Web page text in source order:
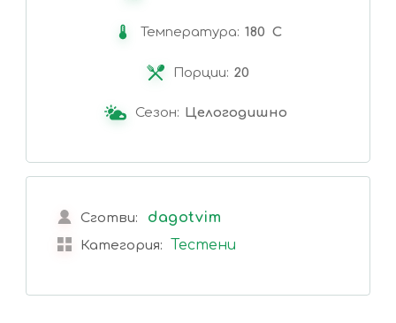
Температура: 180 C
Порции: 20
Сезон: Целогодишно
Сготви: dagotvim
Категория: Тестени